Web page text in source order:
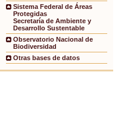
Sistema Federal de Áreas
Protegidas
Secretaría de Ambiente y
Desarrollo Sustentable
Observatorio Nacional de
Biodiversidad
Otras bases de datos